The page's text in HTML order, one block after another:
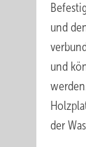
und
und
der